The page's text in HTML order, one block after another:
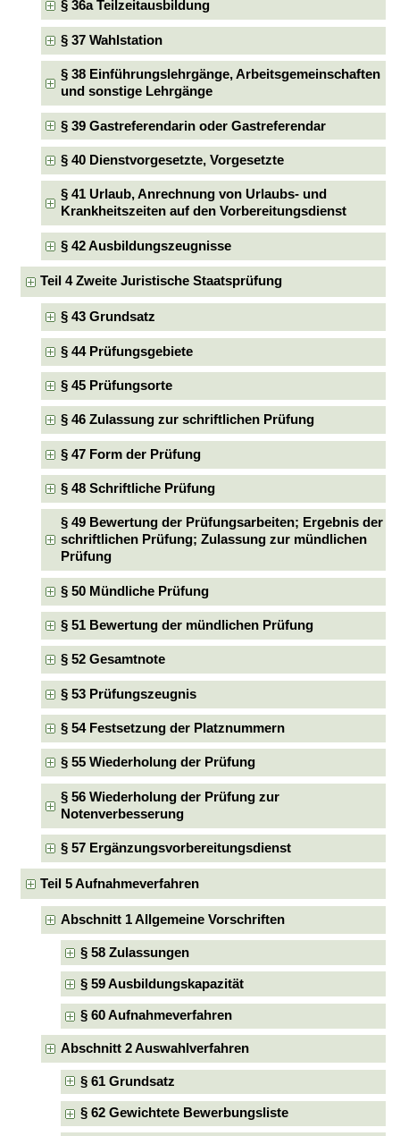
§ 36a Teilzeitausbildung
§ 37 Wahlstation
§ 38 Einführungslehrgänge, Arbeitsgemeinschaften
und sonstige Lehrgänge
§ 39 Gastreferendarin oder Gastreferendar
§ 40 Dienstvorgesetzte, Vorgesetzte
§ 41 Urlaub, Anrechnung von Urlaubs- und
Krankheitszeiten auf den Vorbereitungsdienst
§ 42 Ausbildungszeugnisse
Teil 4 Zweite Juristische Staatsprüfung
§ 43 Grundsatz
§ 44 Prüfungsgebiete
§ 45 Prüfungsorte
§ 46 Zulassung zur schriftlichen Prüfung
§ 47 Form der Prüfung
§ 48 Schriftliche Prüfung
§ 49 Bewertung der Prüfungsarbeiten; Ergebnis der
schriftlichen Prüfung; Zulassung zur mündlichen
Prüfung
§ 50 Mündliche Prüfung
§ 51 Bewertung der mündlichen Prüfung
§ 52 Gesamtnote
§ 53 Prüfungszeugnis
§ 54 Festsetzung der Platznummern
§ 55 Wiederholung der Prüfung
§ 56 Wiederholung der Prüfung zur
Notenverbesserung
§ 57 Ergänzungsvorbereitungsdienst
Teil 5 Aufnahmeverfahren
Abschnitt 1 Allgemeine Vorschriften
§ 58 Zulassungen
§ 59 Ausbildungskapazität
§ 60 Aufnahmeverfahren
Abschnitt 2 Auswahlverfahren
§ 61 Grundsatz
§ 62 Gewichtete Bewerbungsliste